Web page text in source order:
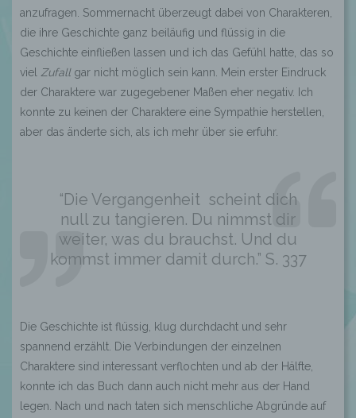
anzufragen. Sommernacht überzeugt dabei von Charakteren,
die ihre Geschichte ganz beiläufig und flüssig in die
Geschichte einfließen lassen und ich das Gefühl hatte, das so
viel Zufall gar nicht möglich sein kann. Mein erster Eindruck
der Charaktere war zugegebener Maßen eher negativ. Ich
konnte zu keinen der Charaktere eine Sympathie herstellen,
aber das änderte sich, als ich mehr über sie erfuhr.
“Die Vergangenheit scheint dich
null zu tangieren. Du nimmst dir
weiter, was du brauchst. Und du
kommst immer damit durch.” S. 337
Die Geschichte ist flüssig, klug durchdacht und sehr
spannend erzählt. Die Verbindungen der einzelnen
Charaktere sind interessant verflochten und ab der Hälfte,
konnte ich das Buch dann auch nicht mehr aus der Hand
legen. Nach und nach taten sich menschliche Abgründe auf